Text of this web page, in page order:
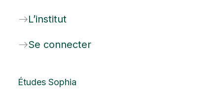
L’institut
Se connecter
Études Sophia